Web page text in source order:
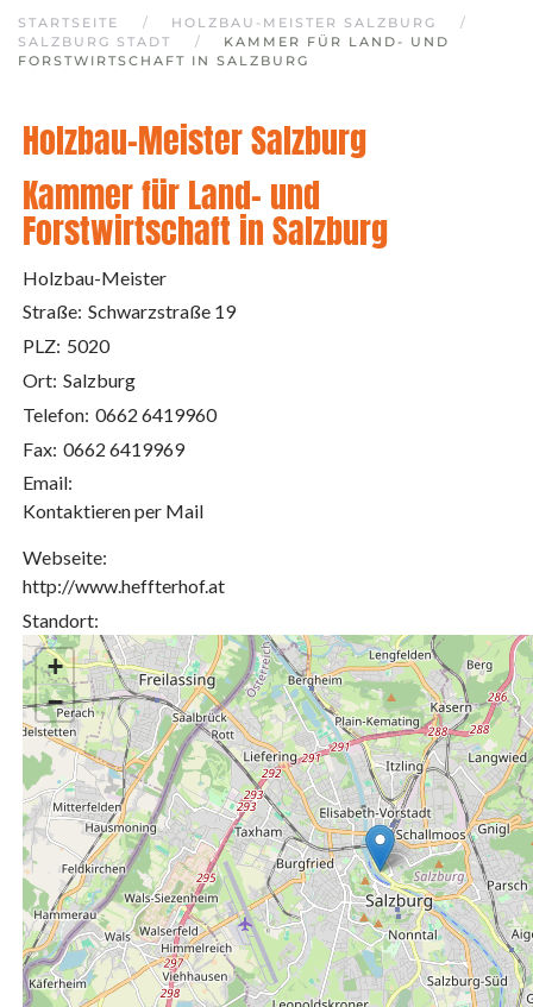
STARTSEITE
HOLZBAU-MEISTER SALZBURG
SALZBURG STADT
KAMMER FÜR LAND- UND
FORSTWIRTSCHAFT IN SALZBURG
Holzbau-Meister Salzburg
Kammer für Land- und
Forstwirtschaft in Salzburg
Holzbau-Meister
Straße: Schwarzstraße 19
PLZ: 5020
Ort: Salzburg
Telefon: 0662 6419960
Fax: 0662 6419969
Email:
Kontaktieren per Mail
Webseite:
http://www.heffterhof.at
Standort:
+
−